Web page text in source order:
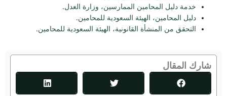
خدمة دليل المحامين الممارسين، وزارة العدل.
دليل المحامين، الهيئة السعودية للمحامين.
التحقق من المنشأة القانونية، الهيئة السعودية للمحامين.
شارك المقال